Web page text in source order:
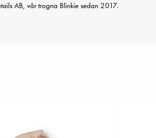
AB, vår trogna Blinkie sedan 2017.